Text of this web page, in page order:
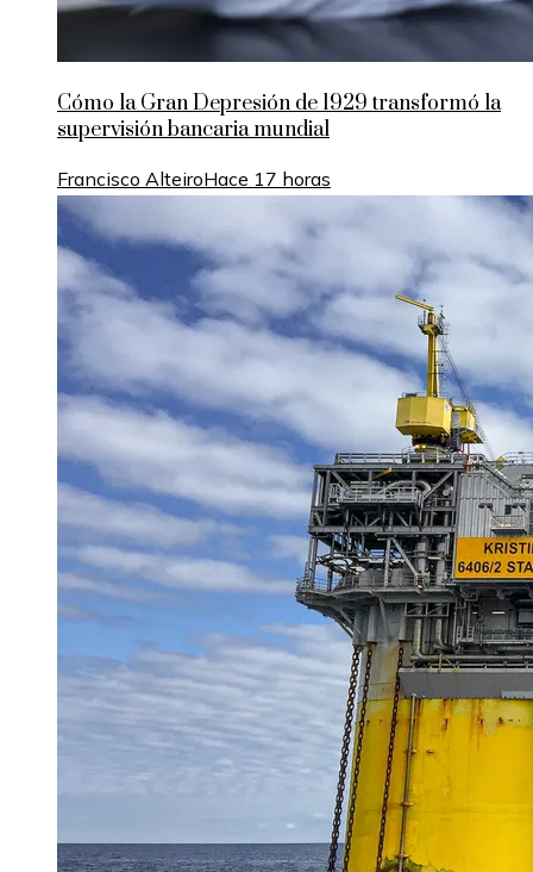
Cómo la Gran Depresión de 1929 transformó la
supervisión bancaria mundial
Francisco AlteiroHace 17 horas